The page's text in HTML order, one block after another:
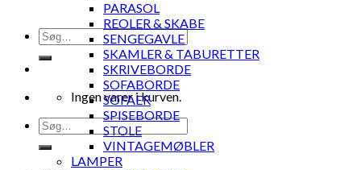
Søg
efter:
Ingen varer i kurven.
Søg
efter:
PARASOL
REOLER & SKABE
SENGEGAVLE
SKAMLER & TABURETTER
SKRIVEBORDE
SOFABORDE
SOFAER
SPISEBORDE
STOLE
VINTAGEMØBLER
LAMPER